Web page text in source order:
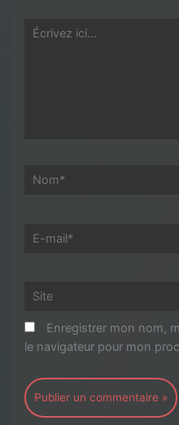
Écrivez
Nom*
E-
Site
Enregistrer mon nom,
le navigateur pour mon